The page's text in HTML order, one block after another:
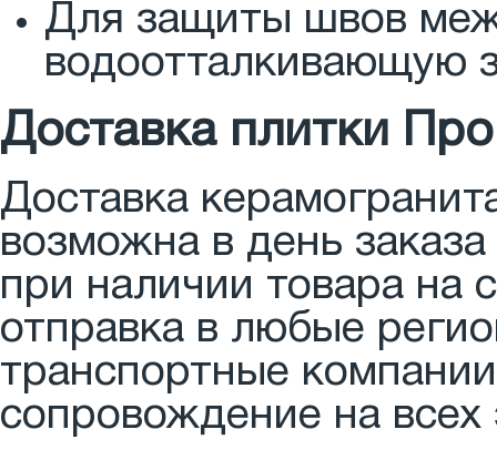
Для защиты швов
водоотталкивающую
Доставка плитки
Доставка
возможна в день
при наличии товара на
отправка в любые
транспортные
сопровождение на всех